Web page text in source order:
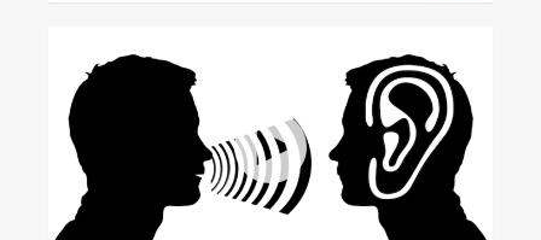
Neem Contact op
Contact
Inschrijven SalesCultuur-nieuws